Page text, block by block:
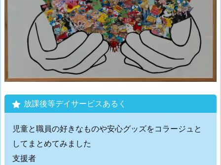
放課後等デイサービスあるく
児童と職員の好きなものや安心グッズをコラージュと
してまとめてみました
支援者